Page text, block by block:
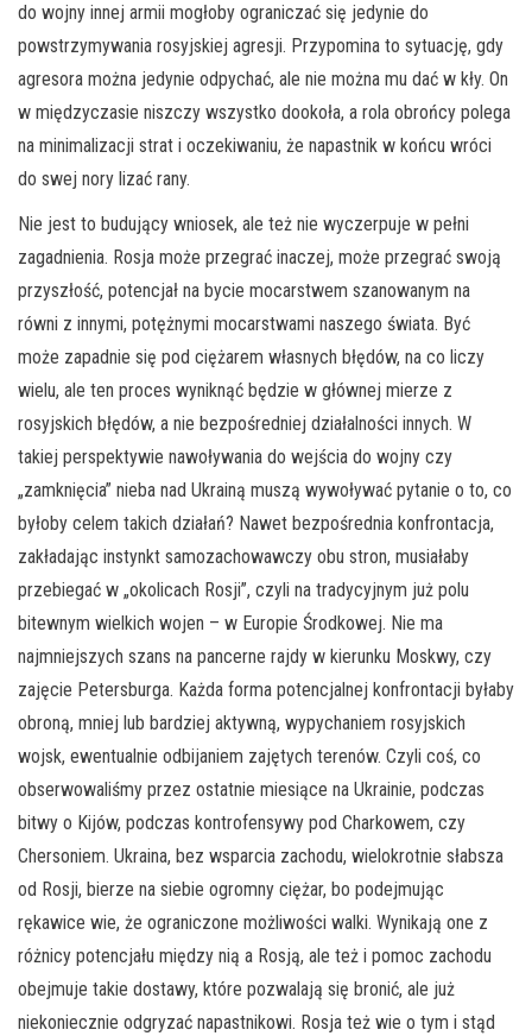
do wojny innej armii mogłoby ograniczać się jedynie do
powstrzymywania rosyjskiej agresji. Przypomina to sytuację, gdy
agresora można jedynie odpychać, ale nie można mu dać w kły. On
w międzyczasie niszczy wszystko dookoła, a rola obrońcy polega
na minimalizacji strat i oczekiwaniu, że napastnik w końcu wróci
do swej nory lizać rany.
Nie jest to budujący wniosek, ale też nie wyczerpuje w pełni
zagadnienia. Rosja może przegrać inaczej, może przegrać swoją
przyszłość, potencjał na bycie mocarstwem szanowanym na
równi z innymi, potężnymi mocarstwami naszego świata. Być
może zapadnie się pod ciężarem własnych błędów, na co liczy
wielu, ale ten proces wyniknąć będzie w głównej mierze z
rosyjskich błędów, a nie bezpośredniej działalności innych. W
takiej perspektywie nawoływania do wejścia do wojny czy
„zamknięcia” nieba nad Ukrainą muszą wywoływać pytanie o to, co
byłoby celem takich działań? Nawet bezpośrednia konfrontacja,
zakładając instynkt samozachowawczy obu stron, musiałaby
przebiegać w „okolicach Rosji”, czyli na tradycyjnym już polu
bitewnym wielkich wojen – w Europie Środkowej. Nie ma
najmniejszych szans na pancerne rajdy w kierunku Moskwy, czy
zajęcie Petersburga. Każda forma potencjalnej konfrontacji byłaby
obroną, mniej lub bardziej aktywną, wypychaniem rosyjskich
wojsk, ewentualnie odbijaniem zajętych terenów. Czyli coś, co
obserwowaliśmy przez ostatnie miesiące na Ukrainie, podczas
bitwy o Kijów, podczas kontrofensywy pod Charkowem, czy
Chersoniem. Ukraina, bez wsparcia zachodu, wielokrotnie słabsza
od Rosji, bierze na siebie ogromny ciężar, bo podejmując
rękawice wie, że ograniczone możliwości walki. Wynikają one z
różnicy potencjału między nią a Rosją, ale też i pomoc zachodu
obejmuje takie dostawy, które pozwalają się bronić, ale już
niekoniecznie odgryzać napastnikowi. Rosja też wie o tym i stąd